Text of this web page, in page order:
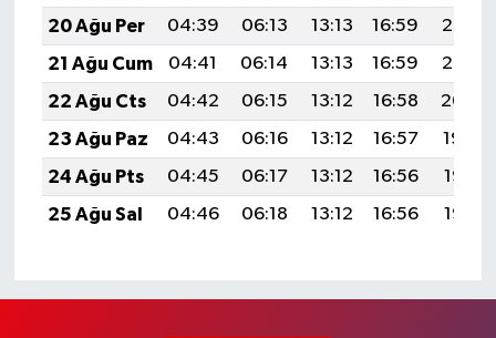
20 Ağu Per
04:39 06:13 13:13 16:59
20:03
21 Ağu Cum
04:41 06:14 13:13 16:59
20:02
22 Ağu Cts
04:42 06:15 13:12 16:58
20:00
23 Ağu Paz
04:43 06:16 13:12 16:57
19:59
24 Ağu Pts
04:45 06:17 13:12 16:56
19:57
25 Ağu Sal
04:46 06:18 13:12 16:56 19:56